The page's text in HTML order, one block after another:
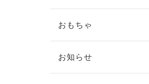
おもちゃ
お知らせ